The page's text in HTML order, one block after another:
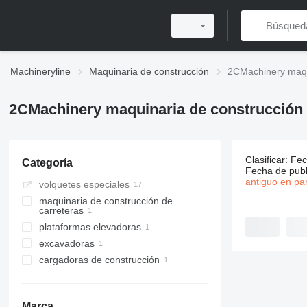
Machineryline Maquinaria de construcción 2CMachinery
2CMachinery maquinaria de construcción
Categoría
volquetes especiales
maquinaria de construcción de
carreteras
cortadoras de gasolina
plataformas elevadoras
plataformas suspendidas
excavadoras
miniexcavadoras
cargadoras de construcción
4
Clasificar:
Fecha de
antiguo en